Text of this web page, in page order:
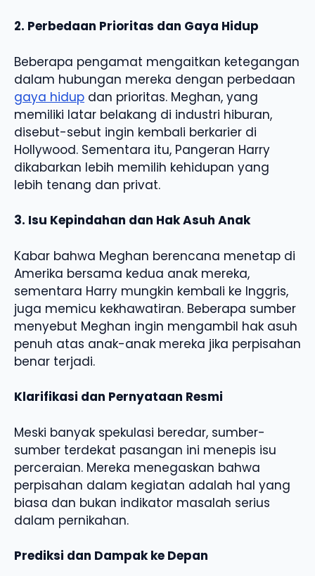
2. Perbedaan Prioritas dan Gaya Hidup
Beberapa pengamat mengaitkan ketegangan
dalam hubungan mereka dengan perbedaan
gaya hidup dan prioritas. Meghan, yang
memiliki latar belakang di industri hiburan,
disebut-sebut ingin kembali berkarier di
Hollywood. Sementara itu, Pangeran Harry
dikabarkan lebih memilih kehidupan yang
lebih tenang dan privat.
3. Isu Kepindahan dan Hak Asuh Anak
Kabar bahwa Meghan berencana menetap di
Amerika bersama kedua anak mereka,
sementara Harry mungkin kembali ke Inggris,
juga memicu kekhawatiran. Beberapa sumber
menyebut Meghan ingin mengambil hak asuh
penuh atas anak-anak mereka jika perpisahan
benar terjadi.
Klarifikasi dan Pernyataan Resmi
Meski banyak spekulasi beredar, sumber-
sumber terdekat pasangan ini menepis isu
perceraian. Mereka menegaskan bahwa
perpisahan dalam kegiatan adalah hal yang
biasa dan bukan indikator masalah serius
dalam pernikahan.
Prediksi dan Dampak ke Depan